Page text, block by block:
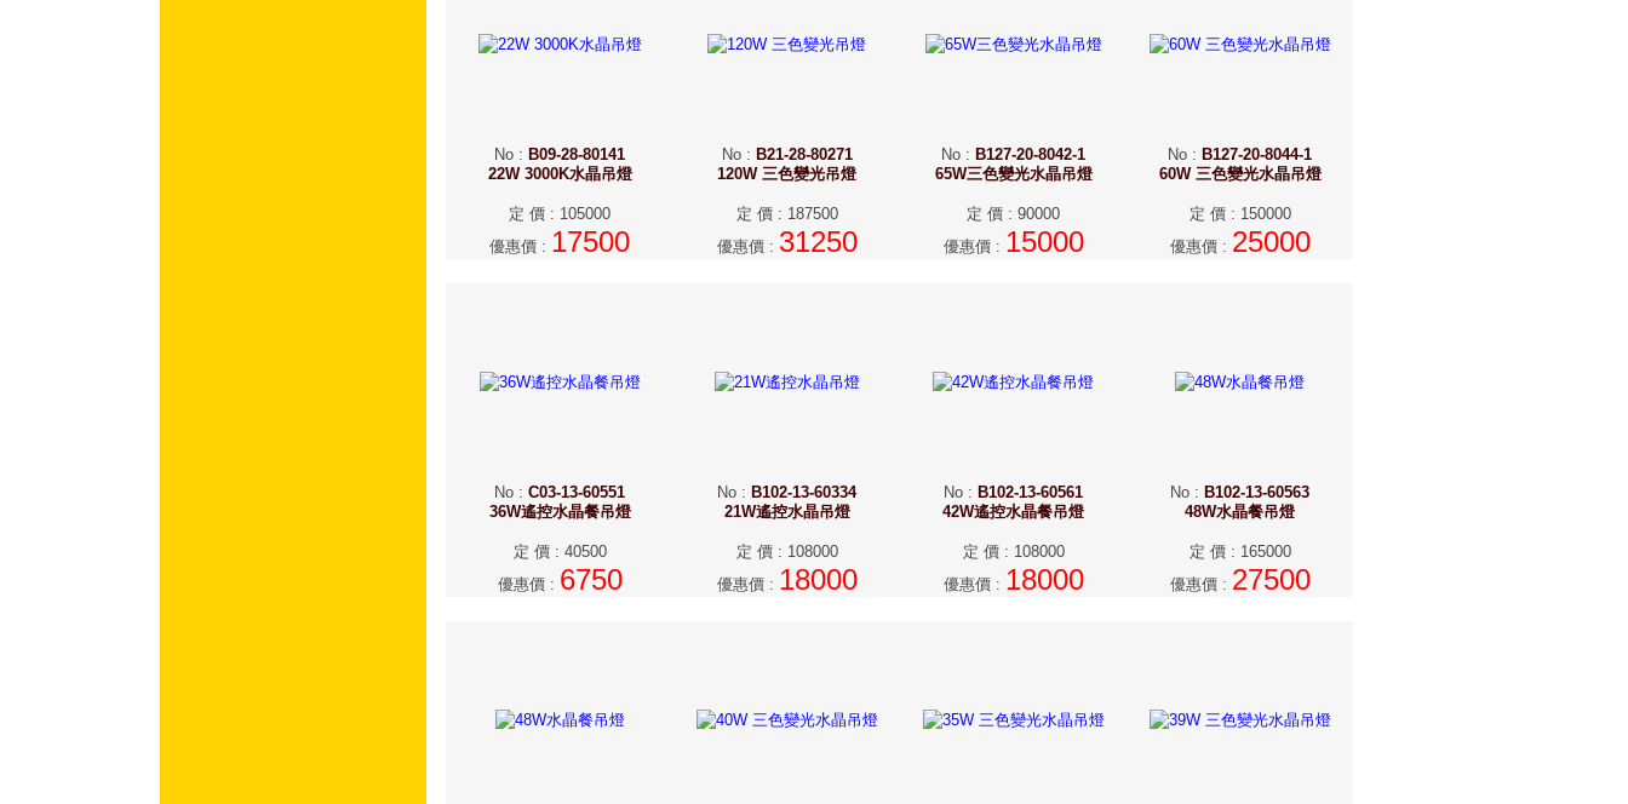
No : B09-28-80141
22W 3000K水晶吊燈
定 價 : 105000
優惠價 : 17500
No: B21-28-80271
120W 三色變光吊燈
定 價: 187500
優惠價: 31250
No : B127-20-8042-1
65W三色變光水晶吊燈
定 價 : 90000
優惠價: 15000
No : B127-20-8044-1
60W 三色變光水晶吊燈
定 價: 150000
優惠價: 25000
No : C03-13-60551
36W遙控水晶餐吊燈
定 價: 40500
優惠價: 6750
No : B102-13-60334
21W遙控水晶吊燈
定 價: 108000
優惠價: 18000
No : B102-13-60561
42W遙控水晶餐吊燈
定 價: 108000
優惠價: 18000
No : B102-13-60563
48W水晶餐吊燈
定 價: 165000
優惠價: 27500